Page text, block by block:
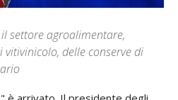
settore agroalimentare,
delle conserve di